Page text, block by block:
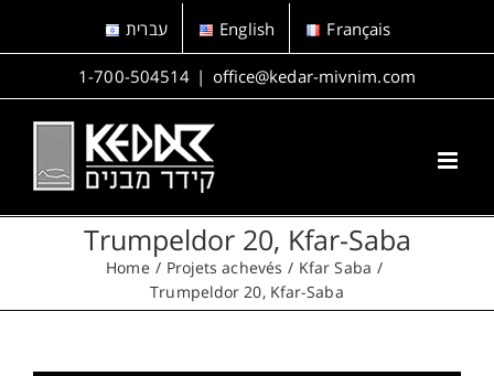
עברית English Français
1-700-504514 | office@kedar-mivnim.com
Trumpeldor 20, Kfar-Saba
Home Projets achevés
Kfar Saba
Trumpeldor 20, Kfar-Saba